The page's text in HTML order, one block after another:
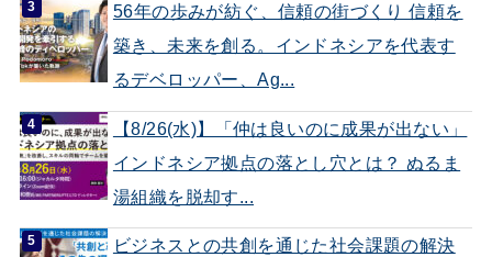
56年の歩みが紡ぐ、信頼の街づくり 信頼を
築き、未来を創る。インドネシアを代表す
るデベロッパー、Ag...
【8/26(水)】「仲は良いのに成果が出ない」
インドネシア拠点の落とし穴とは？ ぬるま
湯組織を脱却す...
ビジネスとの共創を通じた社会課題の解決